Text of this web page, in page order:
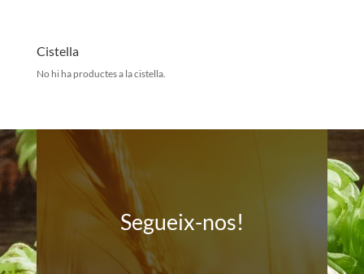
Cistella
No hi ha productes a la cistella.
Segueix-nos!